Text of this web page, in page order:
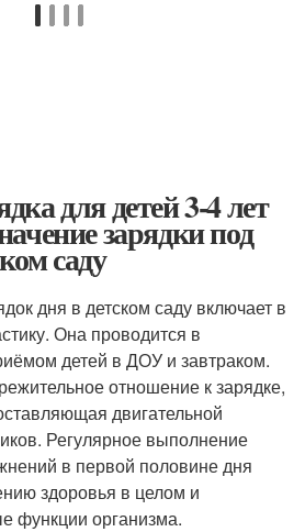
для детей 3-4 лет
зарядки под
саду
дня в детском саду включает в
Она проводится в
детей в ДОУ и завтраком.
отношение к зарядке,
двигательной
Регулярное выполнение
в первой половине дня
здоровья в целом и
функции организма.